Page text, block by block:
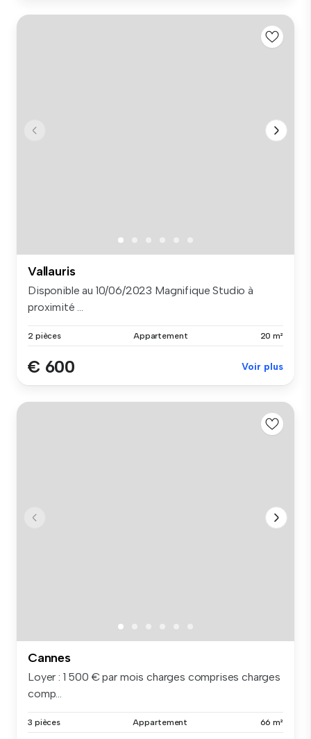
Vallauris
Disponible au 10/06/2023 Magnifique Studio à
proximité ...
2 pièces Appartement 20 m²
€ 600 Voir plus
Cannes
Loyer : 1 500 € par mois charges comprises charges
comp...
3 pièces Appartement 66 m²